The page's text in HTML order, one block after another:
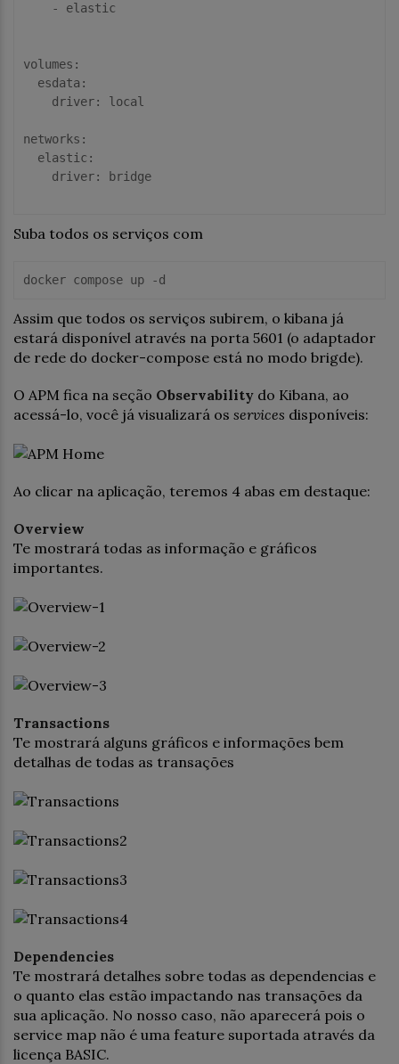
- elastic
volumes:
esdata:
driver:
local
networks:
elastic:
driver:
bridge
Suba todos os serviços com
Assim que todos os serviços subirem, o kibana já
estará disponível através na porta 5601 (o adaptador
de rede do docker-compose está no modo brigde).
O APM fica na seção Observability do Kibana, ao
acessá-lo, você já visualizará os services disponíveis:
Ao clicar na aplicação, teremos 4 abas em destaque:
Overview
Te mostrará todas as informação e gráficos
importantes.
Transactions
Te mostrará alguns gráficos e informações bem
detalhas de todas as transações
Dependencies
Te mostrará detalhes sobre todas as dependencias e
o quanto elas estão impactando nas transações da
sua aplicação. No nosso caso, não aparecerá pois o
service map não é uma feature suportada através da
licença BASIC.